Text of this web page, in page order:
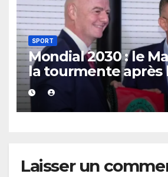
SPORT
Mondial 2030 : le
la tourmente après
demande de
par un parti
portugais.
Laisser un